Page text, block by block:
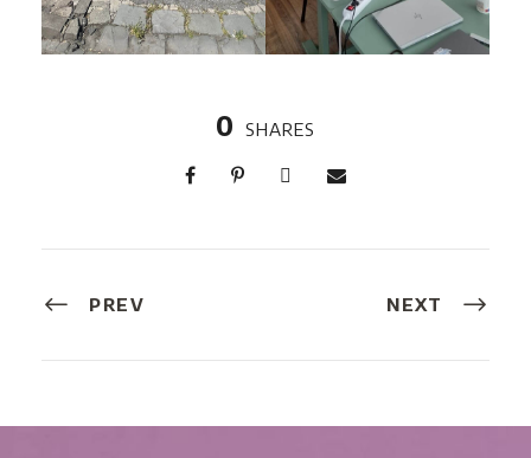
0 SHARES
PREV NEXT